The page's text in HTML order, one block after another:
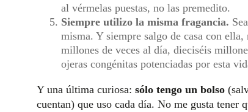
al vérmelas puestas, no las premedito.
Siempre utilizo la misma fragancia.
misma. Y siempre salgo de casa con
millones de veces al día, dieciséis
ojeras congénitas potenciadas por esta
Y una última curiosa: sólo tengo un bolso
cuentan) que uso cada día. No me gusta